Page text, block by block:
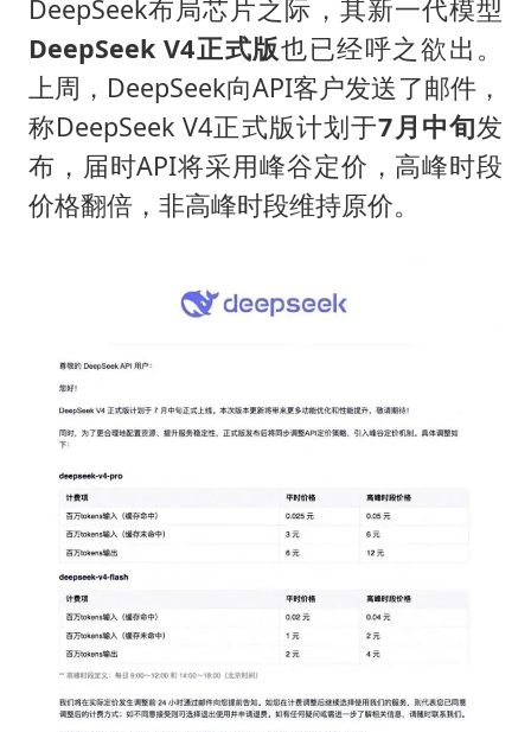
DeepSeek布局芯片之际，其新一代模型
DeepSeek V4正式版也已经呼之欲出。
上周，DeepSeek向API客户发送了邮件，
称DeepSeek V4正式版计划于7月中旬发
布，届时API将采用峰谷定价，高峰时段
价格翻倍，非高峰时段维持原价。